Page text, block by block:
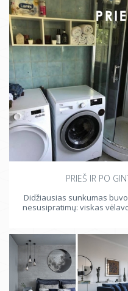
PRIEŠ IR PO
Didžiausias sunkumas
nesusipratimų: viskas